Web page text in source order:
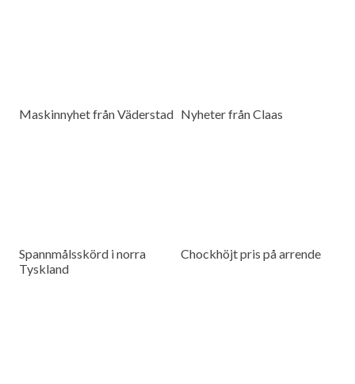
Maskinnyhet från Väderstad Nyheter från Claas
Spannmålsskörd i norra
Tyskland
Chockhöjt pris på arrende